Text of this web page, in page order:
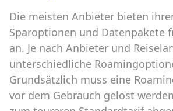
Die meisten Anbieter bieten
Sparoptionen und Datenpakete
an. Je nach Anbieter und
unterschiedliche
Grundsätzlich muss eine
vor dem Gebrauch gelöst